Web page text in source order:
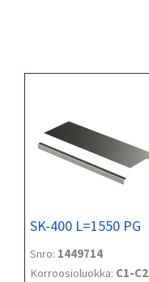
SK-400 L=1550 PG
Snro: 1449714
Korroosioluokka: C1-C2